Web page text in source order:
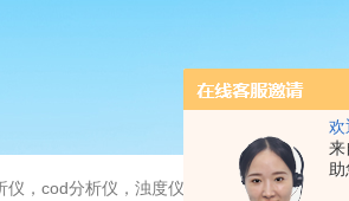
欢
来
助
，cod分析仪，浊度仪，bod分析仪，溶解氧